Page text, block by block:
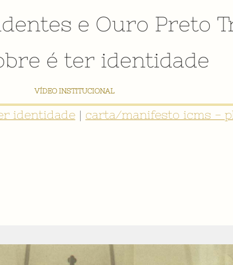
e Ouro Preto
é ter identidade
DIGITAL PARTICIPATIVO SOBRE O PATRIMÔNIO
identidade | carta/manifesto icms -